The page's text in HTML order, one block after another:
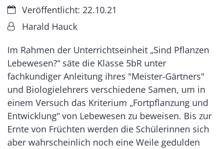
Datum:Veröffentlicht: 22.10.21
Von:Harald Hauck
Im Rahmen der Unterrichtseinheit „Sind Pflanzen
Lebewesen?“ säte die Klasse 5bR unter
fachkundiger Anleitung ihres "Meister-Gärtners"
und Biologielehrers verschiedene Samen, um in
einem Versuch das Kriterium „Fortpflanzung und
Entwicklung“ von Lebewesen zu beweisen. Bis zur
Ernte von Früchten werden die Schülerinnen sich
aber wahrscheinlich noch eine Weile gedulden